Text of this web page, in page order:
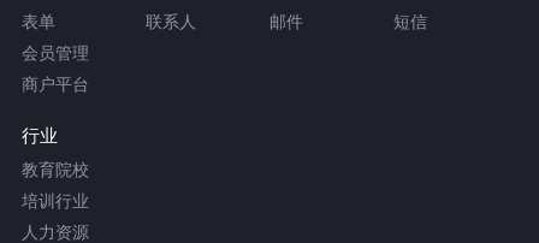
表单 联系人 邮件
短信
会员管理
商户平台
行业
教育院校
培训行业
人力资源